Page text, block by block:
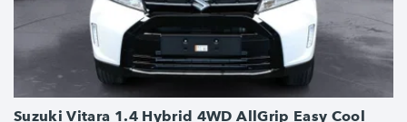
Suzuki Vitara 1.4 Hybrid 4WD AllGrip Easy Cool